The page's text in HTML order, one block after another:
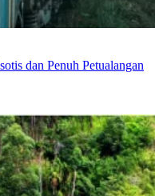
dan Penuh Petualangan